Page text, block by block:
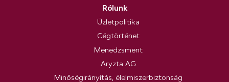
Rólunk
Üzletpolitika
Cégtörténet
Menedzsment
Aryzta AG
Minőségirányítás, élelmiszerbiztonság